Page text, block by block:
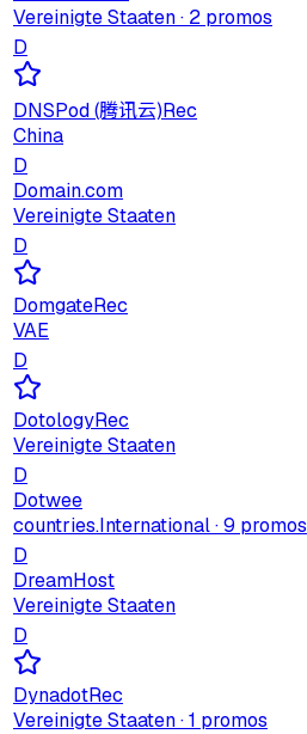
Vereinigte Staaten· 2 promos
D
DNSPod (腾讯云)Rec
China
D
Domain.com
Vereinigte Staaten
D
DomgateRec
VAE
D
DotologyRec
Vereinigte Staaten
D
Dotwee
countries.International· 9 promos
D
DreamHost
Vereinigte Staaten
D
DynadotRec
Vereinigte Staaten· 1 promos